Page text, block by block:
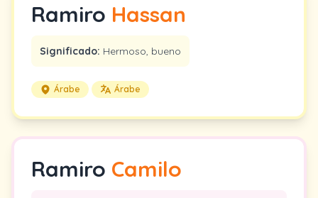
Ramiro Hassan
Significado: Hermoso, bueno
Árabe Árabe
Ramiro Camilo